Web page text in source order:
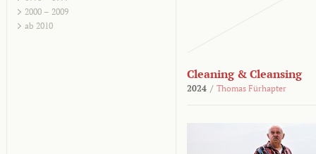
2000 – 2009
ab 2010
Cleaning & Cleansing
2024 / Thomas Fürhapter